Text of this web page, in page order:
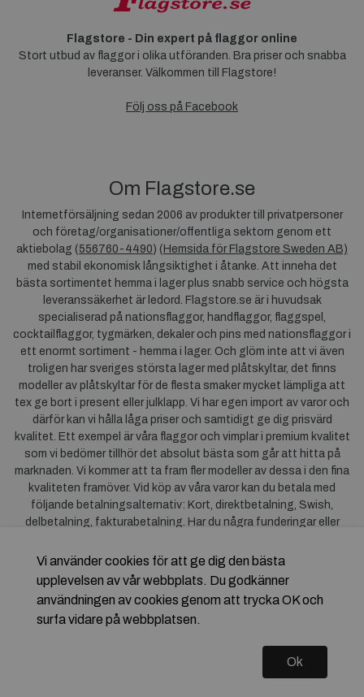
Flagstore - Din expert på flaggor online
Stort utbud av flaggor i olika utföranden. Bra priser och snabba
leveranser. Välkommen till Flagstore!
Följ oss på Facebook
Om Flagstore.se
Internetförsäljning sedan 2006 av produkter till privatpersoner
och företag/organisationer/offentliga sektorn genom ett
aktiebolag (556760-4490) ( Hemsida för Flagstore Sweden AB)
med stabil ekonomisk långsiktighet i åtanke. Att inneha det
bästa sortimentet hemma i lager plus snabb service och högsta
leveranssäkerhet är ledord. Flagstore.se är i huvudsak
specialiserad på nationsflaggor, handflaggor, flaggspel,
cocktailflaggor, tygmärken, dekaler och pins med nationsflaggor i
ett enormt sortiment - hemma i lager. Och glöm inte att vi även
troligen har sveriges största lager med plåtskyltar, det finns
modeller av plåtskyltar för de flesta smaker mycket lämpliga att
tex ge bort i present eller julklapp. Vi har egen import av varor och
därför kan vi hålla låga priser och samtidigt ge dig prisvärd
kvalitet. Ett exempel är våra flaggor och vimplar i premium kvalitet
som vi bedömer tillhör det absolut bästa som går att hitta på
marknaden. Vi kommer att ta fram fler modeller av dessa i den fina
kvaliteten framöver. Vid köp av våra varor kan du betala med
följande betalningsalternativ: Kort, direktbetalning, Swish,
delbetalning, fakturabetalning. Har du några funderingar eller
dig till oss. För frågor kring Klarna kan duklicka här
Vi använder cookies för att ge dig den bästa
upplevelsen av vår webbplats. Du godkänner
användningen av cookies genom att trycka OK och
surfa vidare på webbplatsen.
Ok